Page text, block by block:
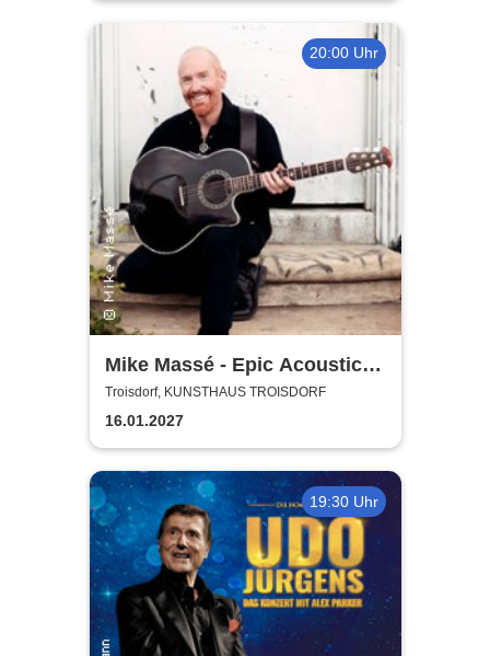
20:00 Uhr
Mike Massé - Epic Acoustic
Classic Rock in Concert
Troisdorf, KUNSTHAUS TROISDORF
16.01.2027
19:30 Uhr